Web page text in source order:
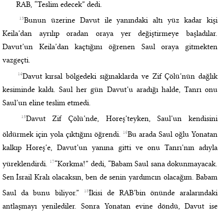
RAB, “Teslim edecek” dedi.
13Bunun üzerine Davut ile yanındaki altı yüz kadar kişi
Keila’dan ayrılıp oradan oraya yer değiştirmeye başladılar.
Davut’un Keila’dan kaçtığını öğrenen Saul oraya gitmekten
vazgeçti.
14Davut kırsal bölgedeki sığınaklarda ve Zif Çölü’nün dağlık
kesiminde kaldı. Saul her gün Davut’u aradığı halde, Tanrı onu
Saul’un eline teslim etmedi.
15Davut Zif Çölü’nde, Horeş’teyken, Saul’un kendisini
öldürmek için yola çıktığını öğrendi. 16Bu arada Saul oğlu Yonatan
kalkıp Horeş’e, Davut’un yanına gitti ve onu Tanrı’nın adıyla
yüreklendirdi.
17“Korkma!” dedi, “Babam Saul sana dokunmayacak.
Sen İsrail Kralı olacaksın, ben de senin yardımcın olacağım. Babam
Saul da bunu biliyor.”
18İkisi de RAB’bin önünde aralarındaki
antlaşmayı yenilediler. Sonra Yonatan evine döndü, Davut ise